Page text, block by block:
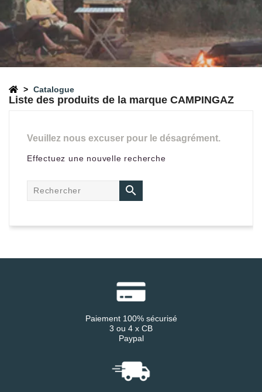
Catalogue
Liste des produits de la marque CAMPINGAZ
Veuillez nous excuser pour le désagrément.
Effectuez une nouvelle recherche

Paiement 100% sécurisé
3 ou 4 x CB
Paypal